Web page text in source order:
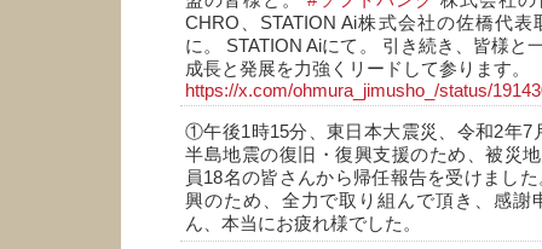
CHRO、STATION Ai株式会社の佐橋代
に。 STATION Aiにて。 引き続き、皆様と
成長と発展を力強くリードして参ります。
https://x.com/ohmura_jimusho_/status/
①午後1時15分、東日本大震災、令和2年7
半島地震の復旧・復興支援のため、被災
員18名の皆さんから帰任報告を受けまし
興のため、全力で取り組んで頂き、感謝
ん、本当にお疲れ様でした。